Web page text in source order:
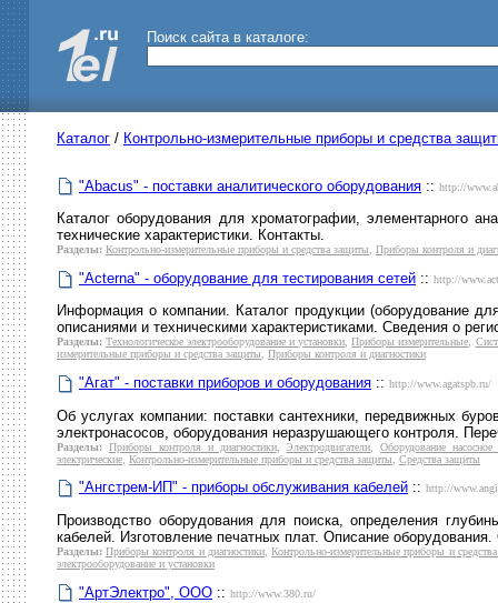
Поиск сайта в каталоге:
Каталог / Контрольно-измерительные приборы и средства
"Abacus" - поставки аналитического оборудования :: http://
Каталог оборудования для хроматографии, элементарного
технические характеристики. Контакты.
Разделы: Контрольно-измерительные приборы и средства защиты, Приборы контроля и
"Acterna" - оборудование для тестирования сетей :: http://
Информация о компании. Каталог продукции (оборудование
описаниями и техническими характеристиками. Сведения о
Разделы: Технологическое электрооборудование и установки,Приборы измерительные,
измерительные приборы и средства защиты, Приборы контроля и диагностики
"Агат" - поставки приборов и оборудования :: http://www.agatspb.ru/
Об услугах компании: поставки сантехники, передвижных
электронасосов, оборудования неразрушающего контроля.
Разделы: Приборы контроля и диагностики,Электродвигатели ,Оборудование
электрические Контрольно-измерительные приборы и средства защиты Средства защиты
"Ангстрем-ИП" - приборы обслуживания кабелей :: http://
Производство оборудования для поиска, определения
кабелей. Изготовление печатных плат. Описание
Разделы: Приборы контроля и диагностики,Контрольно-измерительные приборы и
электрооборудование и установки
"АртЭлектро", ООО :: http://www.380.ru/